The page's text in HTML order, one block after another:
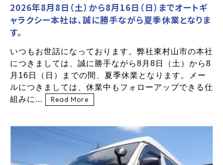
2026年8月8日（土）から8月16日（日）までオートギ
ャラクシー本社は、誠に勝手ながら夏季休業となりま
す。
いつもお世話になっております。弊社東村山市の本社
につきましては、誠に勝手ながら8月8日（土）から8
月16日（日）までの間、夏季休業となります。メー
ルにつきましては、休業中もフォローアップできる仕
組みに...
Read More